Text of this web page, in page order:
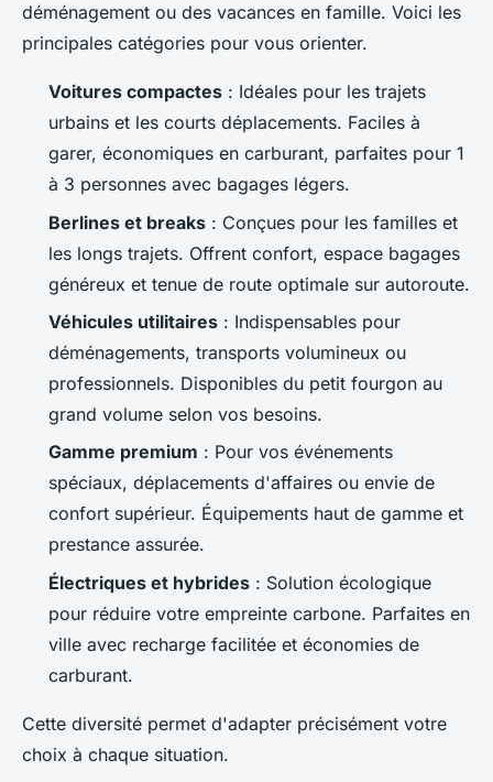
déménagement ou des vacances en famille. Voici les
principales catégories pour vous orienter.
Voitures compactes : Idéales pour les trajets
urbains et les courts déplacements. Faciles à
garer, économiques en carburant, parfaites pour 1
à 3 personnes avec bagages légers.
Berlines et breaks : Conçues pour les familles et
les longs trajets. Offrent confort, espace bagages
généreux et tenue de route optimale sur autoroute.
Véhicules utilitaires : Indispensables pour
déménagements, transports volumineux ou
professionnels. Disponibles du petit fourgon au
grand volume selon vos besoins.
Gamme premium : Pour vos événements
spéciaux, déplacements d'affaires ou envie de
confort supérieur. Équipements haut de gamme et
prestance assurée.
Électriques et hybrides : Solution écologique
pour réduire votre empreinte carbone. Parfaites en
ville avec recharge facilitée et économies de
carburant.
Cette diversité permet d'adapter précisément votre
choix à chaque situation.